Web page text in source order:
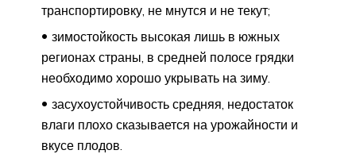
транспортировку, не мнутся и не текут;
зимостойкость высокая лишь в южных
регионах страны, в средней полосе грядки
необходимо хорошо укрывать на зиму.
засухоустойчивость средняя, недостаток
влаги плохо сказывается на урожайности и
вкусе плодов.